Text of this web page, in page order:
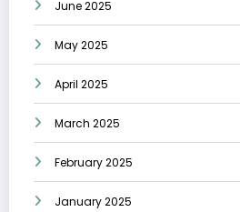
June 2025
May 2025
April 2025
March 2025
February 2025
January 2025